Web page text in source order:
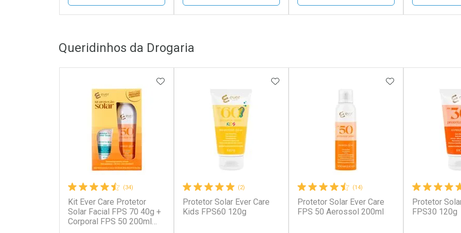
Laboratório
Ativar Desconto
Por Menos Laboratório
Ativar Desconto
Por Menos
Ativar Desconto Ativar
Queridinhos da Drogaria
(34)
Kit Ever Care Protetor
Solar Facial FPS 70 40g +
Corporal FPS 50 200ml
ADICIONAR AOS FAVORITOS
(2)
Protetor Solar Ever Care
Kids FPS60 120g
ADICIONAR AOS FAVORITOS
(14)
Protetor Solar Ever Care
FPS 50 Aerossol 200ml
ADICIONAR AOS
Protetor
FPS30 120g